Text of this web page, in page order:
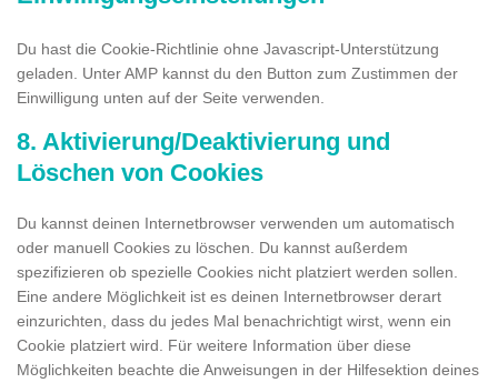
Du hast die Cookie-Richtlinie ohne Javascript-Unterstützung
geladen. Unter AMP kannst du den Button zum Zustimmen der
Einwilligung unten auf der Seite verwenden.
8. Aktivierung/Deaktivierung und
Löschen von Cookies
Du kannst deinen Internetbrowser verwenden um automatisch
oder manuell Cookies zu löschen. Du kannst außerdem
spezifizieren ob spezielle Cookies nicht platziert werden sollen.
Eine andere Möglichkeit ist es deinen Internetbrowser derart
einzurichten, dass du jedes Mal benachrichtigt wirst, wenn ein
Cookie platziert wird. Für weitere Information über diese
Möglichkeiten beachte die Anweisungen in der Hilfesektion deines